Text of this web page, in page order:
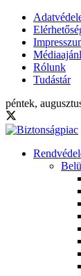
Rólunk
Tudástár
péntek,